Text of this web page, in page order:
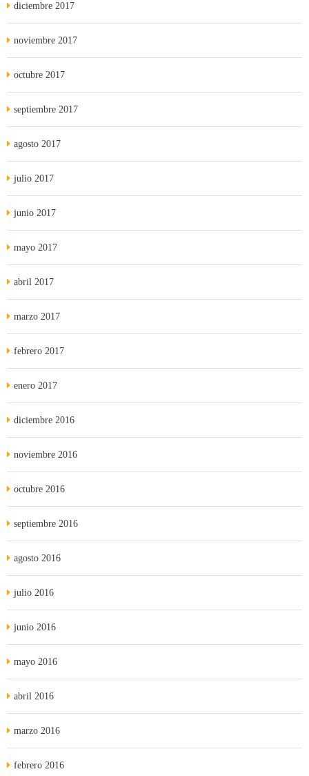
diciembre 2017
noviembre 2017
octubre 2017
septiembre 2017
agosto 2017
julio 2017
junio 2017
mayo 2017
abril 2017
marzo 2017
febrero 2017
enero 2017
diciembre 2016
noviembre 2016
octubre 2016
septiembre 2016
agosto 2016
julio 2016
junio 2016
mayo 2016
abril 2016
marzo 2016
febrero 2016